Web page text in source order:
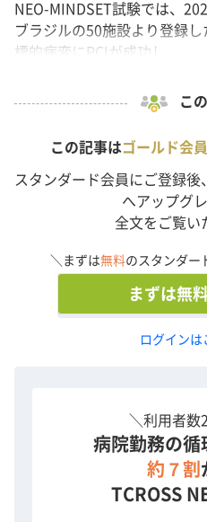
NEO-MINDSET試験では、
ブラジルの50施設より登録
標的病変にPCIが成功し...
こ
この記事はゴールド会員
スタンダード会員にご登録
へアップグ
全文をご覧い
＼まずは無料のスタンダー
まずは無
ログインは
＼利用者数
病院勤務の循
約７割
TCROSS